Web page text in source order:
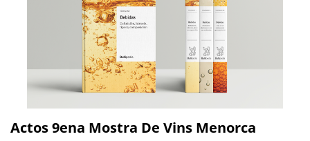
Actos 9ena Mostra De Vins Menorca